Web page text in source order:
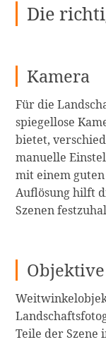
Die
Kamera
Für die
spiegellose
bietet,
manuelle
mit einem
Auflösung hilft
Szenen
Objektive
Teile der Szene